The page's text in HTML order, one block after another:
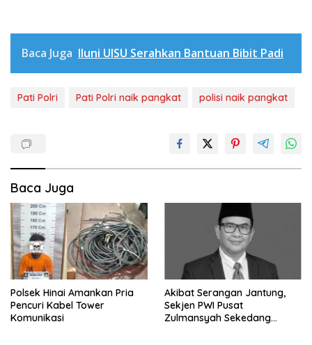
Baca Juga Iluni UISU Serahkan Bantuan Bibit Padi
Pati Polri Pati Polri naik pangkat polisi naik pangkat
Baca Juga
Polsek Hinai Amankan Pria
Pencuri Kabel Tower
Komunikasi
Akibat Serangan Jantung,
Sekjen PWI Pusat
Zulmansyah Sekedang